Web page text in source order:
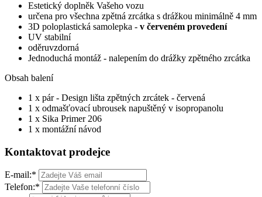
Estetický doplněk Vašeho vozu
určena pro všechna zpětná zrcátka s drážkou minimálně 4 mm
3D poloplastická samolepka - v červeném provedení
UV stabilní
oděruvzdorná
Jednoduchá montáž - nalepením do drážky zpětného zrcátka
Obsah balení
1 x pár - Design lišta zpětných zrcátek - červená
1 x odmašťovací ubrousek napuštěný v isopropanolu
1 x Sika Primer 206
1 x montážní návod
Kontaktovat prodejce
E-mail:*
Telefon:*